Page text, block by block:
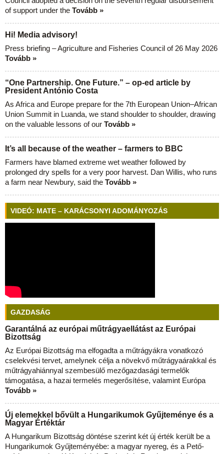
of support under the Tovább »
Hi! Media advisory!
Press briefing – Agriculture and Fisheries Council of 26 May 2026
Tovább »
“One Partnership. One Future.” – op-ed article by
President António Costa
As Africa and Europe prepare for the 7th European Union–African
Union Summit in Luanda, we stand shoulder to shoulder, drawing
on the valuable lessons of our Tovább »
It’s all because of the weather – farmers to BBC
Farmers have blamed extreme wet weather followed by
prolonged dry spells for a very poor harvest. Dan Willis, who runs
a farm near Newbury, said the Tovább »
VIDEÓ: MATE – KARÁCSONYI ADOMÁNYOZÁS
GAZDASÁG
Garantálná az európai műtrágyaellátást az Európai
Bizottság
Az Európai Bizottság ma elfogadta a műtrágyákra vonatkozó
cselekvési tervet, amelynek célja a növekvő műtrágyaárakkal és
műtrágyahiánnyal szembesülő mezőgazdasági termelők
támogatása, a hazai termelés megerősítése, valamint Európa
Tovább »
Új elemekkel bővült a Hungarikumok Gyűjteménye és a
Magyar Értéktár
A Hungarikum Bizottság döntése szerint két új érték került be a
Hungarikumok Gyűjteményébe: a magyar nyereg, és a Pető-